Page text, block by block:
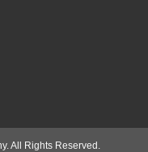
All Rights Reserved.